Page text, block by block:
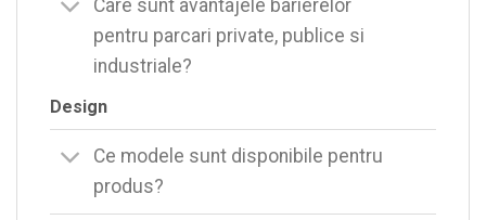
Care sunt avantajele barierelor
pentru parcari private, publice si
industriale?
Design
Ce modele sunt disponibile pentru
produs?